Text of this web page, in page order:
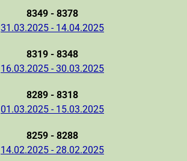
8349 - 8378
31.03.2025 - 14.04.2025
8319 - 8348
16.03.2025 - 30.03.2025
8289 - 8318
01.03.2025 - 15.03.2025
8259 - 8288
14.02.2025 - 28.02.2025